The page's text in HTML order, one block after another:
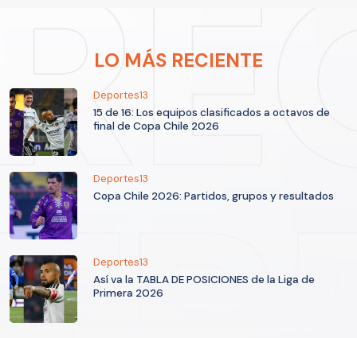
LO MÁS RECIENTE
Deportes13
15 de 16: Los equipos clasificados a octavos de
final de Copa Chile 2026
Deportes13
Copa Chile 2026: Partidos, grupos y resultados
Deportes13
Así va la TABLA DE POSICIONES de la Liga de
Primera 2026